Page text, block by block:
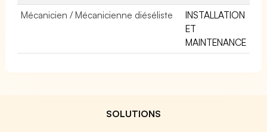
Mécanicien / Mécanicienne diéséliste
INSTALLATION
ET
MAINTENANCE
SOLUTIONS